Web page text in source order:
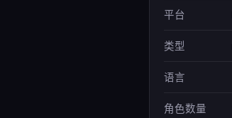
平台
类型
语言
角色数量